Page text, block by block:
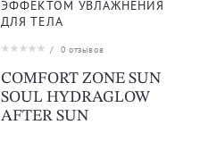
ЭФФЕКТОМ УВЛАЖНЕНИЯ
ДЛЯ ТЕЛА
/ 0 отзывов
COMFORT ZONE SUN
SOUL HYDRAGLOW
AFTER SUN